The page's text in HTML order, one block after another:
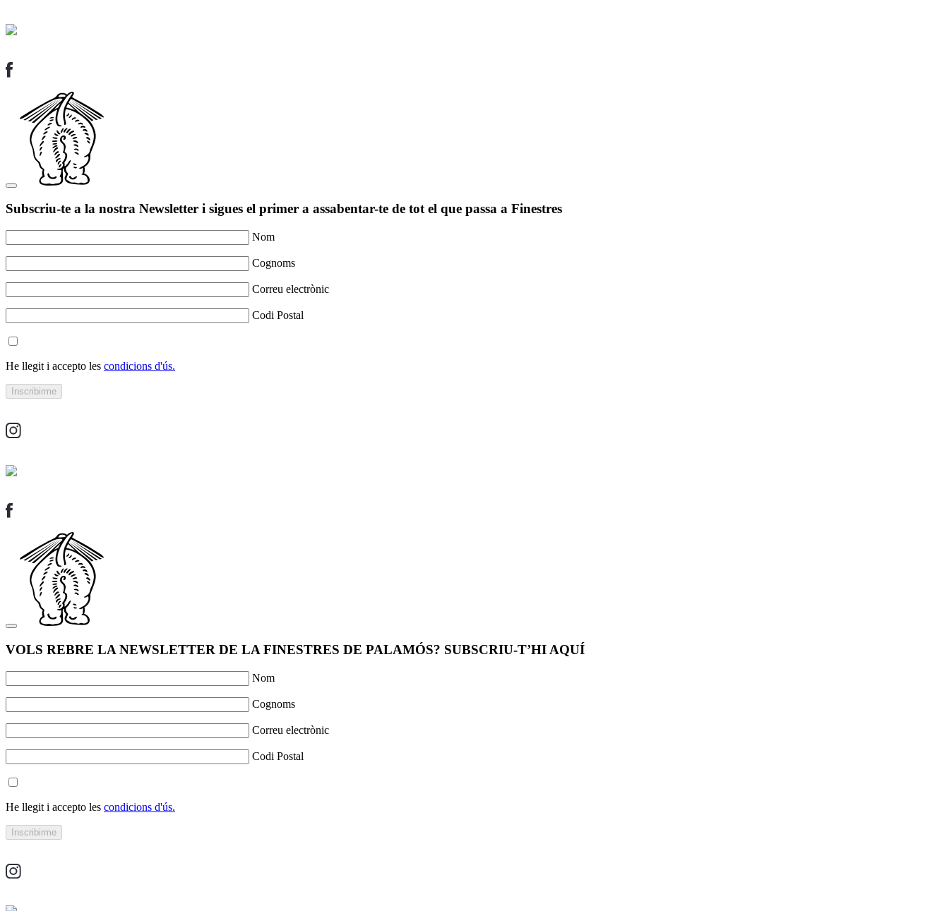
Subscriu-te a la nostra Newsletter i sigues el primer a assabentar-te de tot el que passa a Finestres
Nom
Cognoms
Correu electrònic
Codi Postal
He llegit i accepto les condicions d'ús.
VOLS REBRE LA NEWSLETTER DE LA FINESTRES DE PALAMÓS? SUBSCRIU-T’HI AQUÍ
Nom
Cognoms
Correu electrònic
Codi Postal
He llegit i accepto les condicions d'ús.